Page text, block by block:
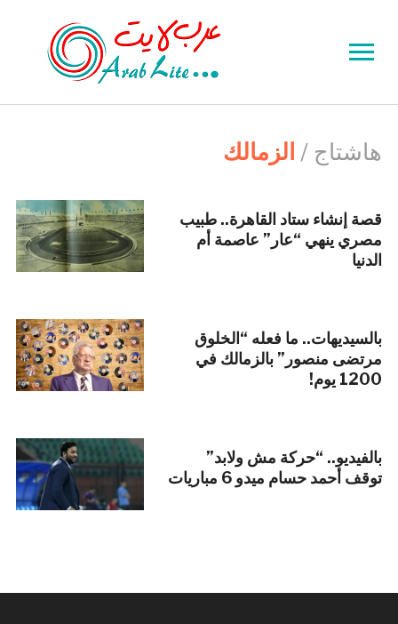
Toggle
navigation
هاشتاج / الزمالك
قصة إنشاء ستاد القاهرة.. طبيب
مصري ينهي “عار” عاصمة أم
الدنيا
بالسيديهات.. ما فعله “الخلوق
مرتضى منصور” بالزمالك في
1200 يوم!
بالفيديو.. “حركة مش ولابد”
توقف أحمد حسام ميدو 6 مباريات